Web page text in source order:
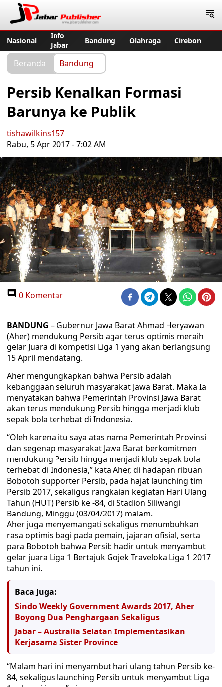
Nasional
Info
Jabar
Bandung Olahraga Cirebon
Beranda Bandung
Persib Kenalkan Formasi
Barunya ke Publik
tishawilkins157
Rabu, 5 Apr 2017 - 7:02 AM
0 Komentar
BANDUNG – Gubernur Jawa Barat Ahmad Heryawan
(Aher) mendukung Persib agar terus optimis meraih
gelar Juara di kompetisi Liga 1 yang akan berlangsung
15 April mendatang.
Aher mengungkapkan bahwa Persib adalah
kebanggaan seluruh masyarakat Jawa Barat. Maka Ia
menyatakan bahwa Pemerintah Provinsi Jawa Barat
akan terus mendukung Persib hingga menjadi klub
sepak bola terhebat di Indonesia.
“Oleh karena itu saya atas nama Pemerintah Provinsi
dan segenap masyarakat Jawa Barat berkomitmen
mendukung Persib hingga menjadi klub sepak bola
terhebat di Indonesia,” kata Aher, di hadapan ribuan
Bobotoh supporter Persib, pada hajat launching tim
Persib 2017, sekaligus rangkaian kegiatan Hari Ulang
Tahun (HUT) Persib ke -84, di Stadion Siliwangi
Bandung, Minggu (03/04/2017) malam.
Aher juga menyemangati sekaligus menumbuhkan
rasa optimis bagi pada pemain, jajaran ofisial, serta
para Bobotoh bahwa Persib hadir untuk menyambut
gelar juara Liga 1 Bertajuk Gojek Traveloka Liga 1 2017
tahun ini.
Baca Juga:
Sindo Weekly Government Awards 2017, Aher
Boyong Dua Penghargaan Sekaligus
Jabar – Australia Selatan Implementasikan
Kerjasama Sister Province
“Malam hari ini menyambut hari ulang tahun Persib ke-
84, sekaligus launching Persib untuk menyambut Liga